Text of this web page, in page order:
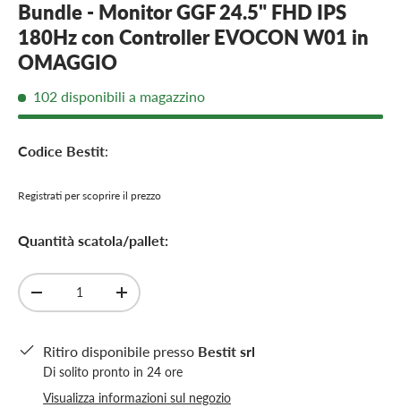
Bundle - Monitor GGF 24.5" FHD IPS
180Hz con Controller EVOCON W01 in
OMAGGIO
102 disponibili a magazzino
Codice Bestit:
Registrati per scoprire il prezzo
Quantità scatola/pallet:
Q.tà
-
+
Ritiro disponibile presso Bestit srl
Di solito pronto in 24 ore
Visualizza informazioni sul negozio